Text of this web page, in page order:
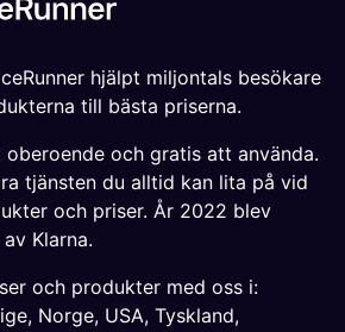
hjälpt miljontals besökare
till bästa priserna.
oberoende och gratis att använda.
tjänsten du alltid kan lita på vid
och priser. År 2022 blev
Klarna.
och produkter med oss i:
, Norge, USA, Tyskland,